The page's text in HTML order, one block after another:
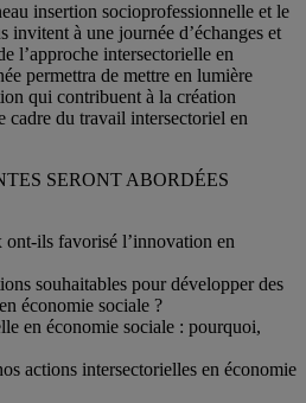
insertion socioprofessionnelle et le
invitent à une journée d’échanges et
l’approche intersectorielle en
permettra de mettre en lumière
qui contribuent à la création
cadre du travail intersectoriel en
SERONT ABORDÉES
ont-ils favorisé l’innovation en
souhaitables pour développer des
économie sociale ?
en économie sociale : pourquoi,
actions intersectorielles en économie